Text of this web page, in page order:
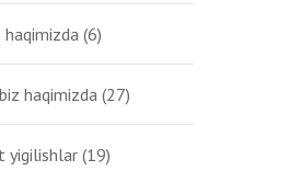
haqimizda (6)
haqimizda(27)
yigilishlar (19)